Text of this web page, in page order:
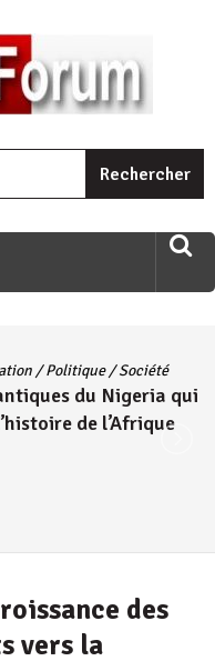
cakwibarutse .Wewe
ukora iki kugira ngo
/Politique/Société
du Nigeria qui
de l’Afrique
des
vers la